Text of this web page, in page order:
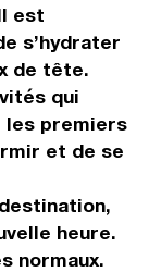
est
s’hydrater
de tête.
qui
les premiers
et de se
heure.
normaux.